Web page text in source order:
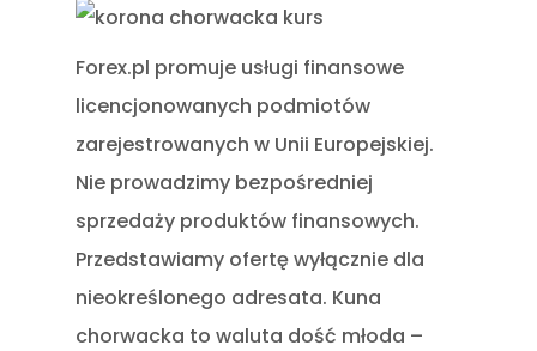
Forex.pl promuje usługi finansowe
licencjonowanych podmiotów
zarejestrowanych w Unii Europejskiej.
Nie prowadzimy bezpośredniej
sprzedaży produktów finansowych.
Przedstawiamy ofertę wyłącznie dla
nieokreślonego adresata. Kuna
chorwacka to waluta dość młoda –